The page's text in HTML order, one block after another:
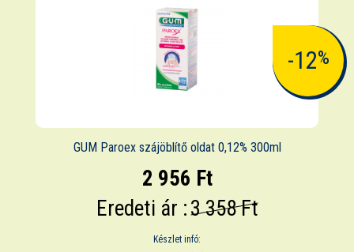
-12%
GUM Paroex szájöblítő oldat 0,12% 300ml
2 956 Ft
Eredeti ár :3 358 Ft
Készlet infó: